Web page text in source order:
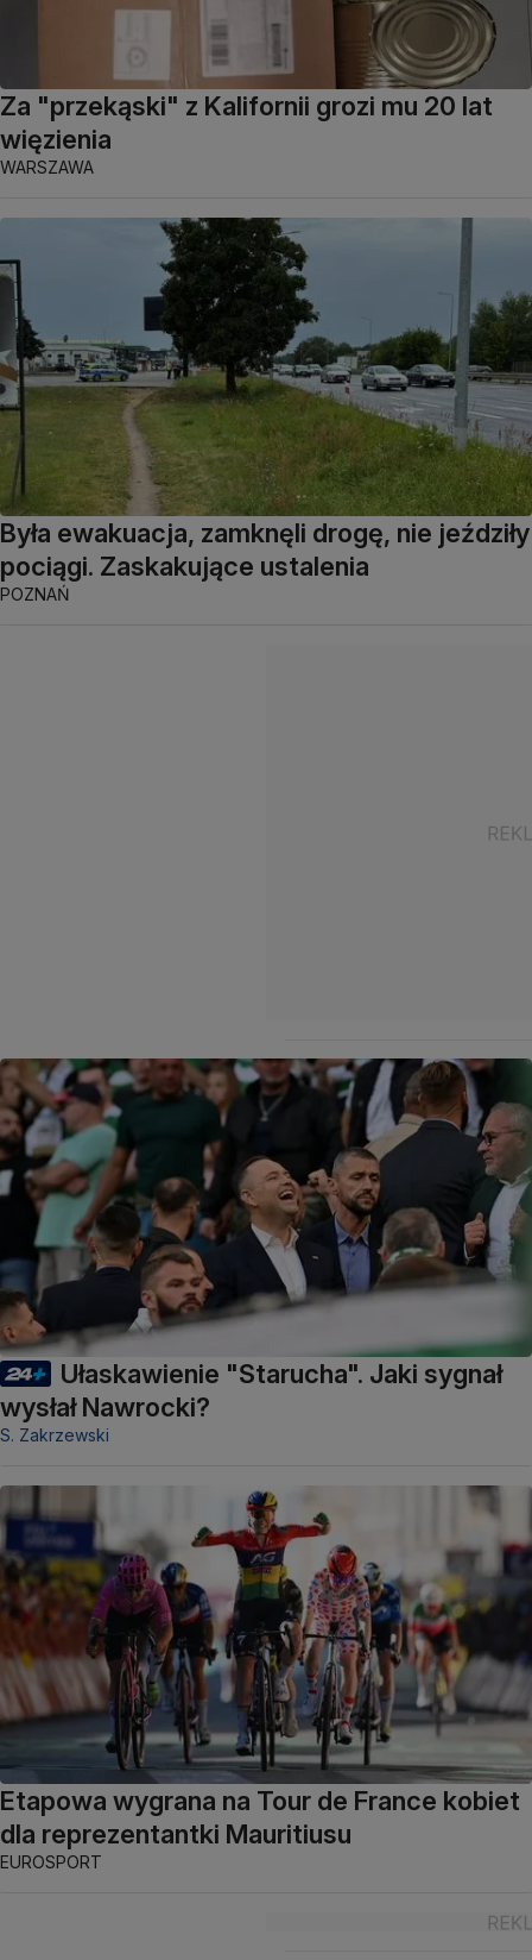
Za "przekąski" z Kalifornii grozi mu 20 lat
więzienia
WARSZAWA
Była ewakuacja, zamknęli drogę, nie jeździły
pociągi. Zaskakujące ustalenia
POZNAŃ
Ułaskawienie "Starucha". Jaki sygnał
wysłał Nawrocki?
S. Zakrzewski
Etapowa wygrana na Tour de France kobiet
dla reprezentantki Mauritiusu
EUROSPORT